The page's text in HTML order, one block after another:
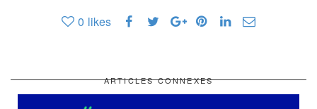
0 likes
ARTICLES CONNEXES